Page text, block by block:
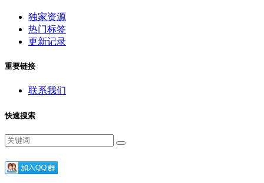
独家资源
热门标签
更新记录
重要链接
联系我们
快速搜索